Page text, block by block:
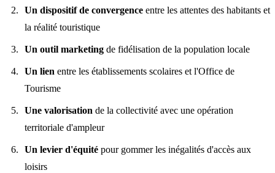
Un dispositif de convergence entre les attentes des habitants et
la réalité touristique
Un outil marketing de fidélisation de la population locale
Un lien entre les établissements scolaires et l'Office de
Tourisme
Une valorisation de la collectivité avec une opération
territoriale d'ampleur
Un levier d'équité pour gommer les inégalités d'accès aux
loisirs